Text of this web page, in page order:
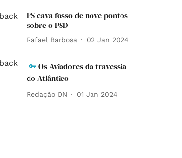
PS cava fosso de nove pontos
sobre o PSD
Rafael Barbosa 02 Jan 2024
Os Aviadores da travessia
do Atlântico
Redação DN 01 Jan 2024